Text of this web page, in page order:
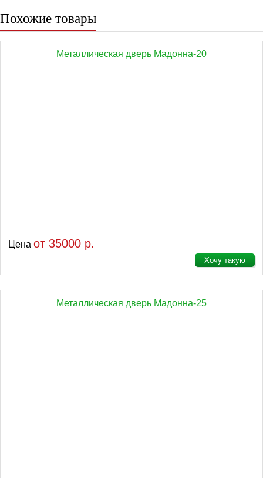
Похожие товары
Металлическая дверь Мадонна-20
Цена от 35000 р.
Хочу такую
Металлическая дверь Мадонна-25